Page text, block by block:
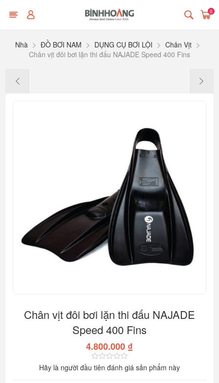
0
Nhà ĐỒ BƠI NAM DỤNG CỤ BƠI LỘI
Chân Vịt
Chân vịt đôi bơi lặn thi đấu NAJADE Speed 400 Fins
Chân vịt đôi bơi lặn thi đấu NAJADE
Speed 400 Fins
4.800.000 ₫
Hãy là người đầu tiên đánh giá sản phẩm này